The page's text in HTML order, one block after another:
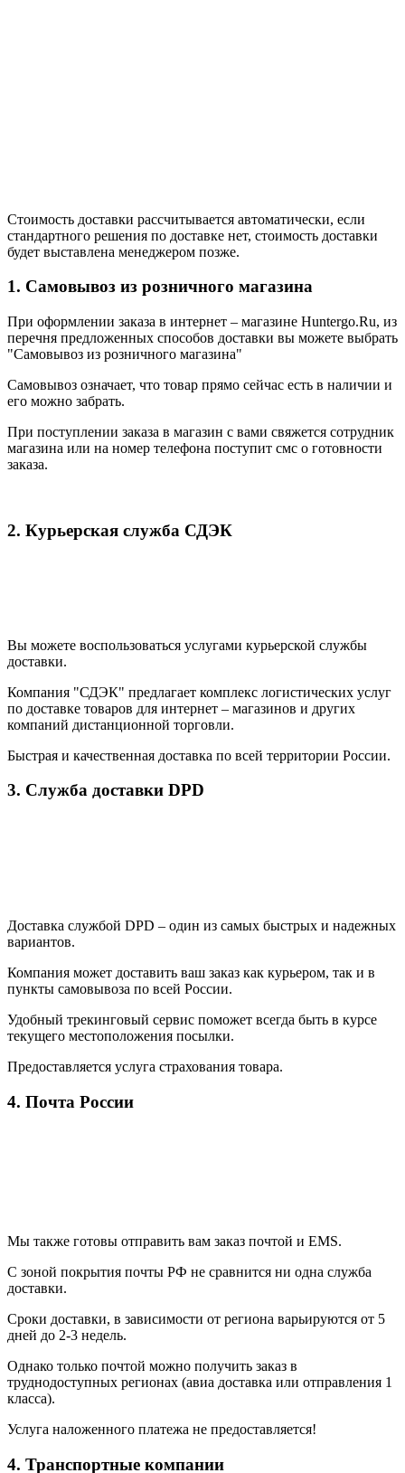
Стоимость доставки рассчитывается автоматически, если
стандартного решения по доставке нет, стоимость доставки
будет выставлена менеджером позже.
1. Самовывоз из розничного магазина
При оформлении заказа в интернет – магазине Huntergo.Ru, из
перечня предложенных способов доставки вы можете выбрать
"Самовывоз из розничного магазина"
Самовывоз означает, что товар прямо сейчас есть в наличии и
его можно забрать.
При поступлении заказа в магазин с вами свяжется сотрудник
магазина или на номер телефона поступит смс о готовности
заказа.
2. Курьерская служба СДЭК
Вы можете воспользоваться услугами курьерской службы
доставки.
Компания "СДЭК" предлагает комплекс логистических услуг
по доставке товаров для интернет – магазинов и других
компаний дистанционной торговли.
Быстрая и качественная доставка по всей территории России.
3. Служба доставки DPD
Доставка службой DPD – один из самых быстрых и надежных
вариантов.
Компания может доставить ваш заказ как курьером, так и в
пункты самовывоза по всей России.
Удобный трекинговый сервис поможет всегда быть в курсе
текущего местоположения посылки.
Предоставляется услуга страхования товара.
4. Почта России
Мы также готовы отправить вам заказ почтой и EMS.
С зоной покрытия почты РФ не сравнится ни одна служба
доставки.
Сроки доставки, в зависимости от региона варьируются от 5
дней до 2-3 недель.
Однако только почтой можно получить заказ в
труднодоступных регионах (авиа доставка или отправления 1
класса).
Услуга наложенного платежа не предоставляется!
4. Транспортные компании